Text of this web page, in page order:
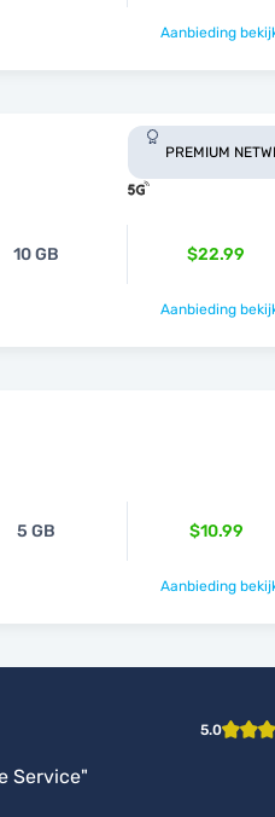
Aanbieding
PREMIUM
10 GB $22.99
Aanbieding
5 GB $10.99
Aanbieding
5.0
Service"